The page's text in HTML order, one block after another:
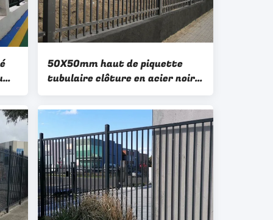
50X50mm haut de piquette
tubulaire clôture en acier noir
ou personnalisé